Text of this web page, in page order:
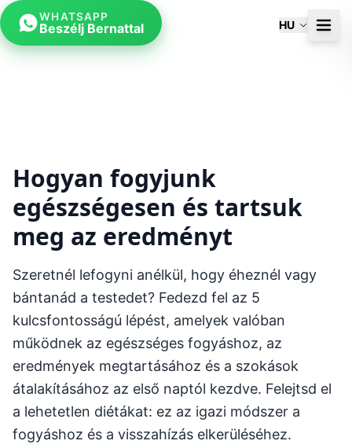
HU
Hogyan fogyjunk
egészségesen és tartsuk
meg az eredményt
Szeretnél lefogyni anélkül, hogy éheznél vagy
bántanád a testedet? Fedezd fel az 5
kulcsfontosságú lépést, amelyek valóban
működnek az egészséges fogyáshoz, az
eredmények megtartásához és a szokások
átalakításához az első naptól kezdve. Felejtsd el
a lehetetlen diétákat: ez az igazi módszer a
fogyáshoz és a visszahízás elkerüléséhez.
WHATSAPP
Beszélj Bernattal